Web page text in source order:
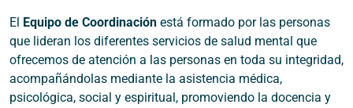
El Equipo de Coordinación está formado por las personas
que lideran los diferentes servicios de salud mental que
ofrecemos de atención a las personas en toda su integridad,
acompañándolas mediante la asistencia médica,
psicológica, social y espiritual, promoviendo la docencia y